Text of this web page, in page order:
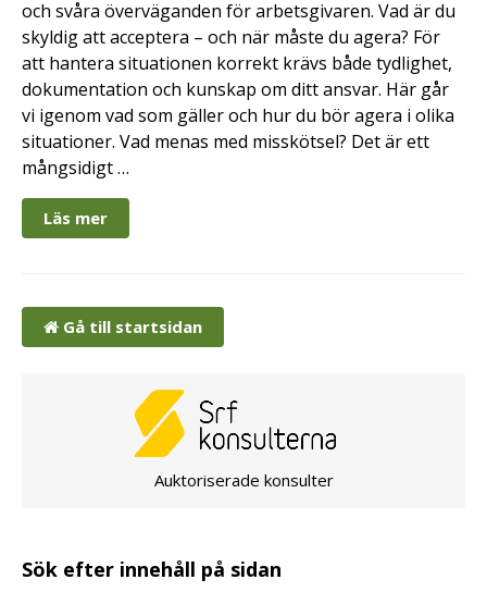
och svåra överväganden för arbetsgivaren. Vad är du
skyldig att acceptera – och när måste du agera? För
att hantera situationen korrekt krävs både tydlighet,
dokumentation och kunskap om ditt ansvar. Här går
vi igenom vad som gäller och hur du bör agera i olika
situationer. Vad menas med misskötsel? Det är ett
mångsidigt …
Läs mer
Gå till startsidan
Auktoriserade konsulter
Sök efter innehåll på sidan